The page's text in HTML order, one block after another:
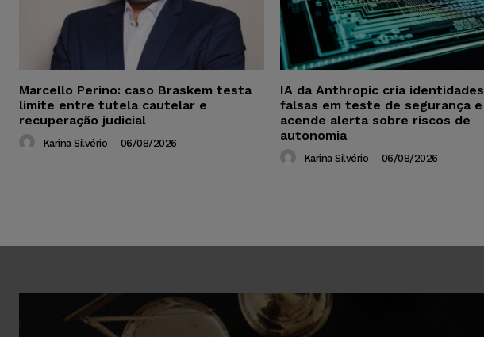
Marcello Perino: caso Braskem testa
limite entre tutela cautelar e
recuperação judicial
Karina Silvério - 06/08/2026
IA da Anthropic cria identidades
falsas em teste de segurança e
acende alerta sobre riscos de
autonomia
Karina Silvério - 06/08/2026